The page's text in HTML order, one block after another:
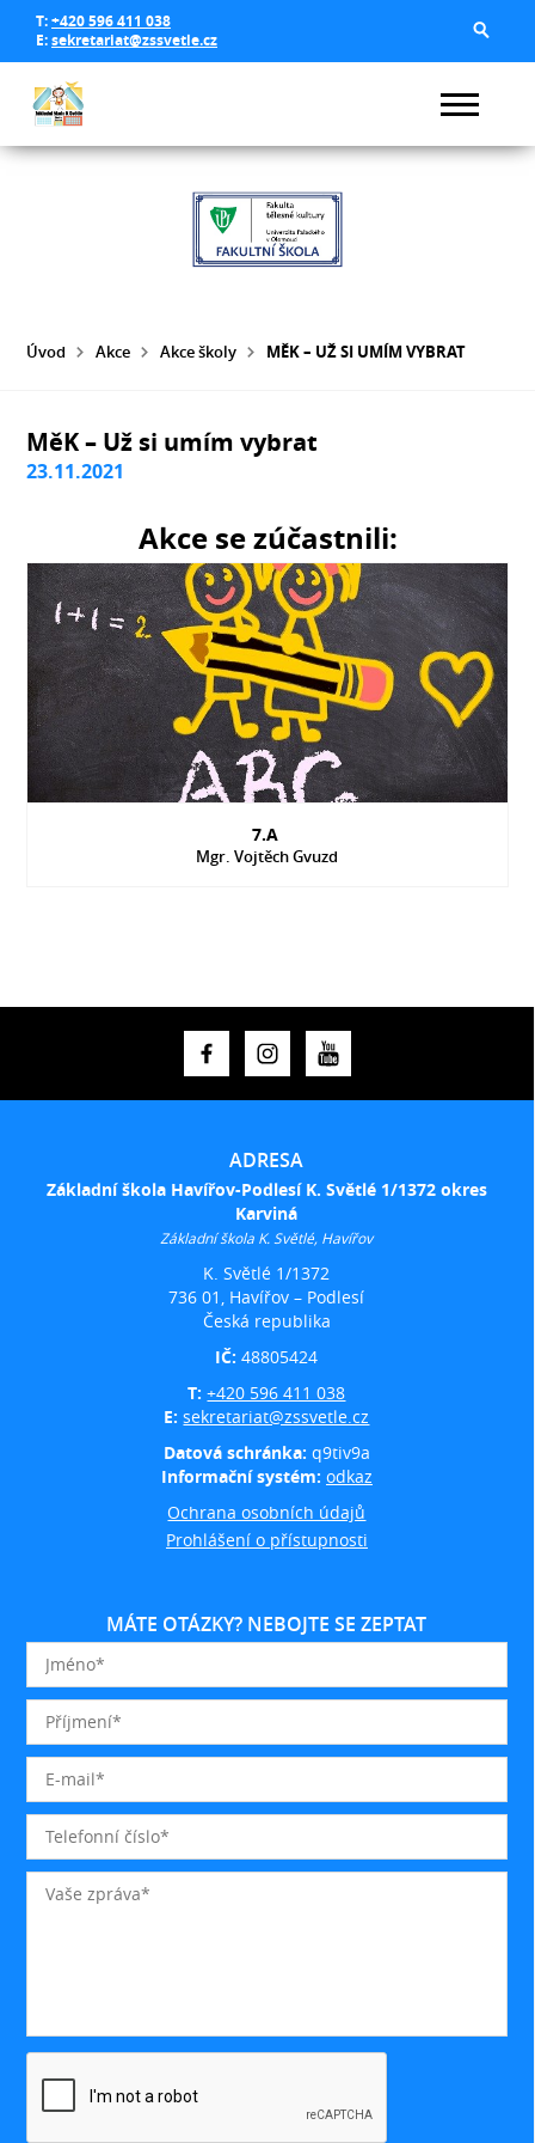
T:+420 596 411 038
E:sekretariat@zssvetle.cz
Úvod Akce Akce školy MĚK – UŽ SI UMÍM VYBRAT
MěK – Už si umím vybrat
23.11.2021
Akce se zúčastnili:
7.A
Mgr. Vojtěch Gvuzd
ADRESA
Základní škola Havířov-Podlesí K. Světlé 1/1372 okres
Karviná
Základní škola K. Světlé, Havířov
K. Světlé 1/1372
736 01, Havířov – Podlesí
Česká republika
IČ:48805424
T:+420 596 411 038
E:sekretariat@zssvetle.cz
Datová schránka: q9tiv9a
Informační systém: odkaz
Ochrana osobních údajů
Prohlášení o přístupnosti
MÁTE OTÁZKY? NEBOJTE SE ZEPTAT